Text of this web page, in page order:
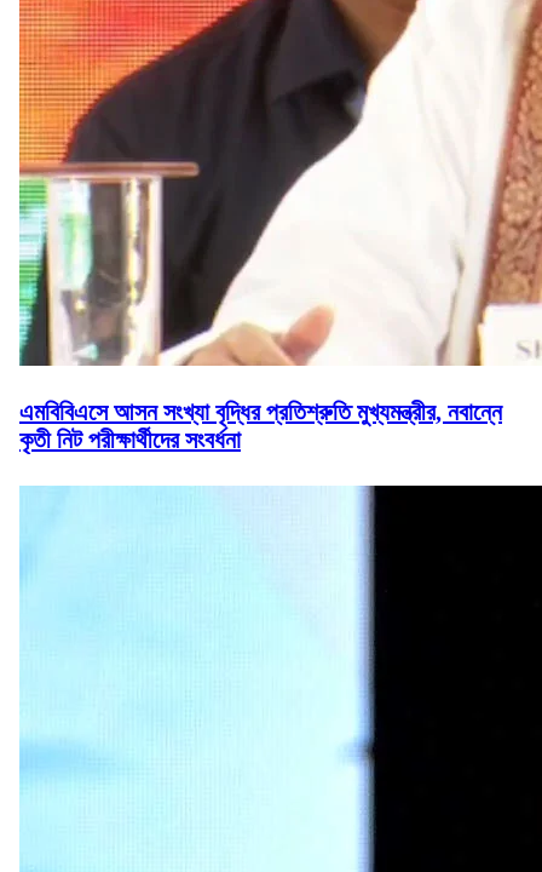
এমবিবিএসে আসন সংখ্যা বৃদ্ধির প্রতিশ্রুতি মুখ্যমন্ত্রীর, নবান্নে
কৃতী নিট পরীক্ষার্থীদের সংবর্ধনা